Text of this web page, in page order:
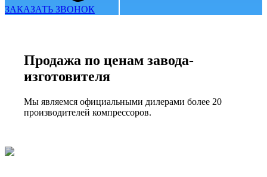
ЗАКАЗАТЬ ЗВОНОК
Продажа по ценам завода-
изготовителя
Мы являемся официальными дилерами более 20
производителей компрессоров.